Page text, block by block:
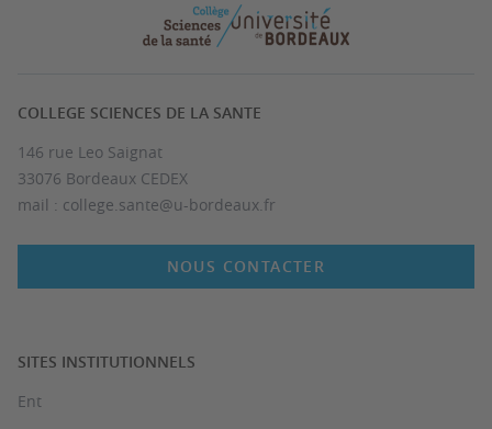
COLLEGE SCIENCES DE LA SANTE
146 rue Leo Saignat
33076 Bordeaux CEDEX
mail : college.sante@u-bordeaux.fr
NOUS CONTACTER
SITES INSTITUTIONNELS
Ent